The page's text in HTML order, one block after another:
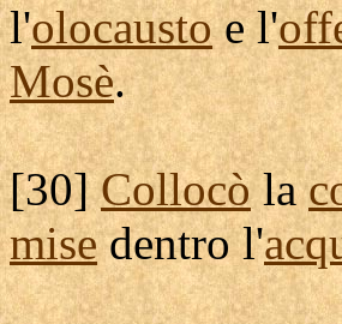
l'olocaustoe l'
Mosè.
[30]Collocòla
misedentro l'